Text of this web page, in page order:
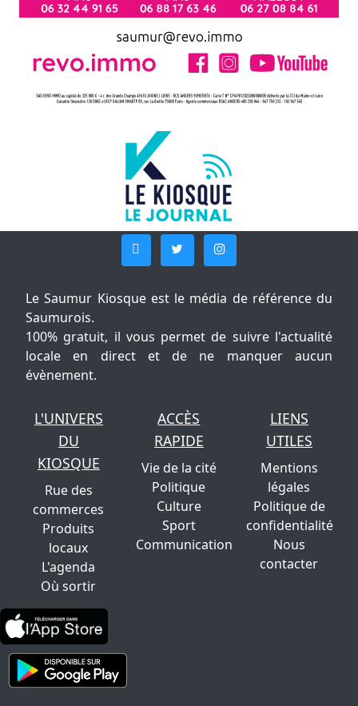
Le Saumur Kiosque est le média de référence du
Saumurois.
100% gratuit, il vous permet de suivre l'actualité
locale en direct et de ne manquer aucun
évènement.
L'UNIVERS
DU
KIOSQUE
Rue des
commerces
Produits
locaux
L'agenda
Où sortir
ACCÈS
RAPIDE
Vie de la cité
Politique
Culture
Sport
Communication
LIENS
UTILES
Mentions
légales
Politique de
confidentialité
Nous
contacter